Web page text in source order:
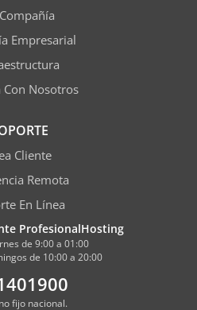
Empresarial
Con Nosotros
Cliente
Remota
En Línea
ProfesionalHosting
de 9:00 a 01:00
de 10:00 a 20:00
fijo nacional.